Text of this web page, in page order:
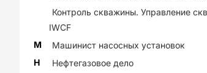
Контроль скважины. Управление
IWCF
М
Машинист насосных установок
Н
Нефтегазовое дело